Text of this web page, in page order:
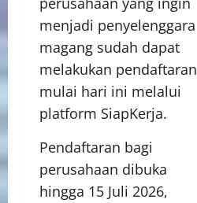
menjadi penyelenggara
magang sudah dapat
melakukan pendaftaran
mulai hari ini melalui
platform SiapKerja.
Pendaftaran bagi
perusahaan dibuka
hingga 15 Juli 2026,